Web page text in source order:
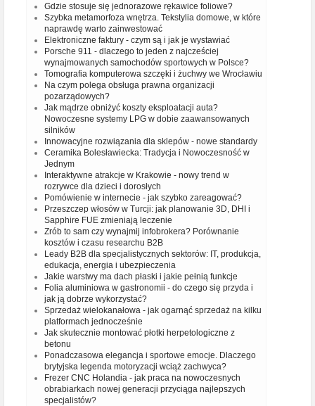
Gdzie stosuje się jednorazowe rękawice foliowe?
Szybka metamorfoza wnętrza. Tekstylia domowe, w które
naprawdę warto zainwestować
Elektroniczne faktury - czym są i jak je wystawiać
Porsche 911 - dlaczego to jeden z najcześciej
wynajmowanych samochodów sportowych w Polsce?
Tomografia komputerowa szczęki i żuchwy we Wrocławiu
Na czym polega obsługa prawna organizacji
pozarządowych?
Jak mądrze obniżyć koszty eksploatacji auta?
Nowoczesne systemy LPG w dobie zaawansowanych
silników
Innowacyjne rozwiązania dla sklepów - nowe standardy
Ceramika Bolesławiecka: Tradycja i Nowoczesność w
Jednym
Interaktywne atrakcje w Krakowie - nowy trend w
rozrywce dla dzieci i dorosłych
Pomówienie w internecie - jak szybko zareagować?
Przeszczep włosów w Turcji: jak planowanie 3D, DHI i
Sapphire FUE zmieniają leczenie
Zrób to sam czy wynajmij infobrokera? Porównanie
kosztów i czasu researchu B2B
Leady B2B dla specjalistycznych sektorów: IT, produkcja,
edukacja, energia i ubezpieczenia
Jakie warstwy ma dach płaski i jakie pełnią funkcje
Folia aluminiowa w gastronomii - do czego się przyda i
jak ją dobrze wykorzystać?
Sprzedaż wielokanałowa - jak ogarnąć sprzedaż na kilku
platformach jednocześnie
Jak skutecznie montować płotki herpetologiczne z
betonu
Ponadczasowa elegancja i sportowe emocje. Dlaczego
brytyjska legenda motoryzacji wciąż zachwyca?
Frezer CNC Holandia - jak praca na nowoczesnych
obrabiarkach nowej generacji przyciąga najlepszych
specjalistów?